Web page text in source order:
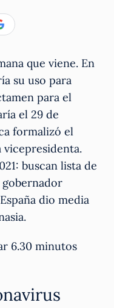
que viene. En
su uso para
para el
el 29 de
formalizó el
buscan lista de
dio media
6.30 minutos